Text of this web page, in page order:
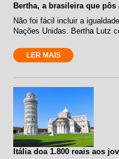
Bertha, a brasileira que pôs
Não foi fácil incluir a
Nações Unidas. Bertha Lutz
LER MAIS
Itália doa 1.800 reais aos